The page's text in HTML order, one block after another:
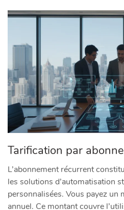
Tarification par
L’abonnement récurrent
les solutions d’automatisation
personnalisées. Vous payez un
annuel. Ce montant couvre